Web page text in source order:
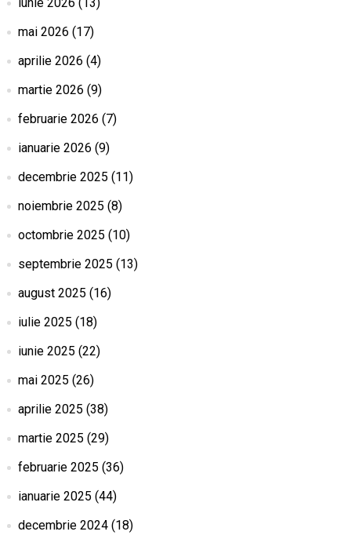
mai 2026 (17)
aprilie 2026 (4)
martie 2026 (9)
februarie 2026 (7)
ianuarie 2026 (9)
decembrie 2025 (11)
noiembrie 2025 (8)
octombrie 2025 (10)
septembrie 2025 (13)
august 2025 (16)
iulie 2025 (18)
iunie 2025 (22)
mai 2025 (26)
aprilie 2025 (38)
martie 2025 (29)
februarie 2025 (36)
ianuarie 2025 (44)
decembrie 2024(18)